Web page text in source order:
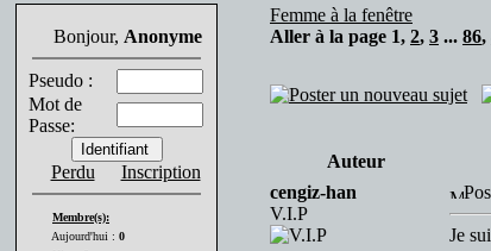
Bonjour, Anonyme
Pseudo :
Mot de
Passe:
Perdu Inscription
Membre(s):
Aujourd'hui : 0
Femme à la fenêtre
Aller à la page 1, 2, 3 ... 86,
Auteur
cengiz-han
V.I.P
Je